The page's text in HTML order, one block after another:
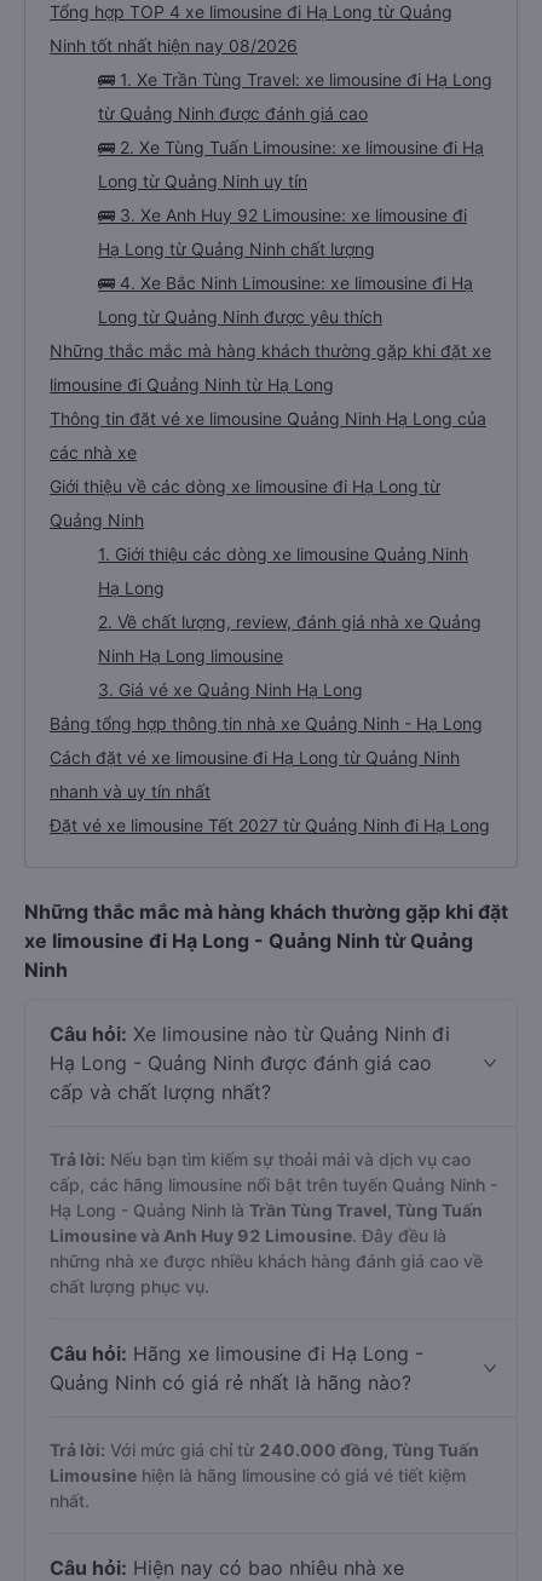
Tổng hợp TOP 4 xe limousine đi Hạ Long từ Quảng
Ninh tốt nhất hiện nay 08/2026
🚌 1. Xe Trần Tùng Travel: xe limousine đi Hạ Long
từ Quảng Ninh được đánh giá cao
🚌 2. Xe Tùng Tuấn Limousine: xe limousine đi Hạ
Long từ Quảng Ninh uy tín
🚌 3. Xe Anh Huy 92 Limousine: xe limousine đi
Hạ Long từ Quảng Ninh chất lượng
🚌 4. Xe Bắc Ninh Limousine: xe limousine đi Hạ
Long từ Quảng Ninh được yêu thích
Những thắc mắc mà hàng khách thường gặp khi đặt xe
limousine đi Quảng Ninh từ Hạ Long
Thông tin đặt vé xe limousine Quảng Ninh Hạ Long của
các nhà xe
Giới thiệu về các dòng xe limousine đi Hạ Long từ
Quảng Ninh
1. Giới thiệu các dòng xe limousine Quảng Ninh
Hạ Long
2. Về chất lượng, review, đánh giá nhà xe Quảng
Ninh Hạ Long limousine
3. Giá vé xe Quảng Ninh Hạ Long
Bảng tổng hợp thông tin nhà xe Quảng Ninh - Hạ Long
Cách đặt vé xe limousine đi Hạ Long từ Quảng Ninh
nhanh và uy tín nhất
Đặt vé xe limousine Tết 2027 từ Quảng Ninh đi Hạ Long
Những thắc mắc mà hàng khách thường gặp khi đặt
xe limousine đi Hạ Long - Quảng Ninh từ Quảng
Ninh
Câu hỏi: Xe limousine nào từ Quảng Ninh đi
Hạ Long - Quảng Ninh được đánh giá cao
cấp và chất lượng nhất?
Trả lời: Nếu bạn tìm kiếm sự thoải mái và dịch vụ cao
cấp, các hãng limousine nổi bật trên tuyến Quảng Ninh -
Hạ Long - Quảng Ninh là Trần Tùng Travel, Tùng Tuấn
Limousine và Anh Huy 92 Limousine. Đây đều là
những nhà xe được nhiều khách hàng đánh giá cao về
chất lượng phục vụ.
Câu hỏi: Hãng xe limousine đi Hạ Long -
Quảng Ninh có giá rẻ nhất là hãng nào?
Trả lời: Với mức giá chỉ từ 240.000 đồng, Tùng Tuấn
Limousine hiện là hãng limousine có giá vé tiết kiệm
nhất.
Câu hỏi: Hiện nay có bao nhiêu nhà xe